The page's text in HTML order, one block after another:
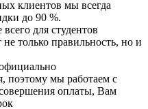
клиентов мы всегда
до 90 %.
для студентов
только правильность, но и
поэтому мы работаем с
оплаты, Вам